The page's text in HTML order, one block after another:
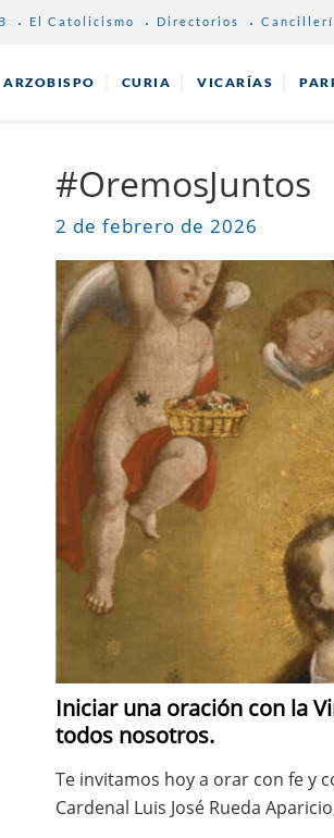
El Catolicismo Directorios
ARZOBISPO CURIA VICARÍAS
#OremosJuntos
2 de febrero de 2026
Iniciar una oración con la
todos nosotros.
Te invitamos hoy a orar con fe y
Cardenal Luis José Rueda